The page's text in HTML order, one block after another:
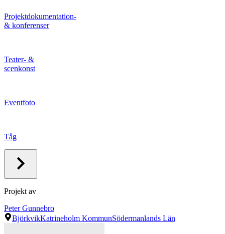
Projektdokumentation-
& konferenser
Teater- &
scenkonst
Eventfoto
Tåg
Projekt av
Peter Gunnebro
BjörkvikKatrineholm KommunSödermanlands Län